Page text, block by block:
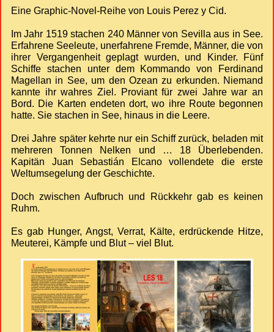
Eine Graphic-Novel-Reihe von Louis Perez y Cid.
Im Jahr 1519 stachen 240 Männer von Sevilla aus in See.
Erfahrene Seeleute, unerfahrene Fremde, Männer, die von
ihrer Vergangenheit geplagt wurden, und Kinder. Fünf
Schiffe stachen unter dem Kommando von Ferdinand
Magellan in See, um den Ozean zu erkunden. Niemand
kannte ihr wahres Ziel. Proviant für zwei Jahre war an
Bord. Die Karten endeten dort, wo ihre Route begonnen
hatte. Sie stachen in See, hinaus in die Leere.
Drei Jahre später kehrte nur ein Schiff zurück, beladen mit
mehreren Tonnen Nelken und … 18 Überlebenden.
Kapitän Juan Sebastián Elcano vollendete die erste
Weltumsegelung der Geschichte.
Doch zwischen Aufbruch und Rückkehr gab es keinen
Ruhm.
Es gab Hunger, Angst, Verrat, Kälte, erdrückende Hitze,
Meuterei, Kämpfe und Blut – viel Blut.